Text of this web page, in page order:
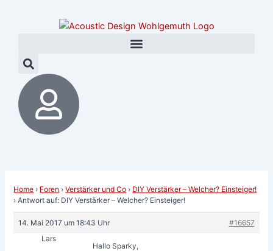
Home › Foren › Verstärker und Co › DIY Verstärker – Welcher? Einsteiger!
› Antwort auf: DIY Verstärker – Welcher? Einsteiger!
14. Mai 2017 um 18:43 Uhr
#16657
Lars
Hallo Sparky,